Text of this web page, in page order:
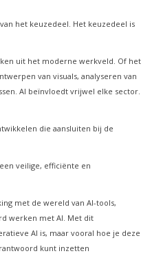
het keuzedeel. Het keuzedeel is
uit het moderne werkveld. Of het
van visuals, analyseren van
AI beïnvloedt vrijwel elke sector.
die aansluiten bij de
veilige, efficiënte en
met de wereld van AI-tools,
werken met AI. Met dit
AI is, maar vooral hoe je deze
kunt inzetten